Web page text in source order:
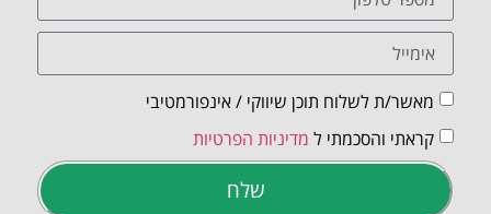
מאשר/ת לשלוח תוכן שיווקי / אינפורמטיבי
קראתי והסכמתי ל מדיניות הפרטיות
שלח